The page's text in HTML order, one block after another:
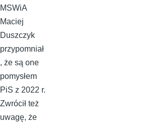
MSWiA
Maciej
Duszczyk
przypomniał
, że są one
pomysłem
PiS z 2022 r.
Zwrócił też
uwagę, że